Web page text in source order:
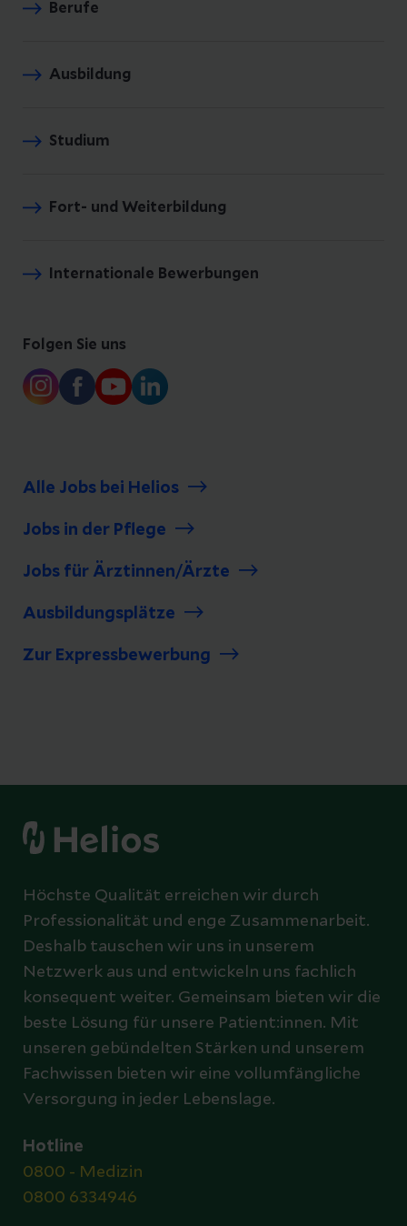
Berufe
Ausbildung
Studium
Fort- und Weiterbildung
Internationale Bewerbungen
Folgen Sie uns
Alle Jobs bei Helios
Jobs in der Pflege
Jobs für Ärztinnen/Ärzte
Ausbildungsplätze
Zur Expressbewerbung
Höchste Qualität erreichen wir durch
Professionalität und enge Zusammenarbeit.
Deshalb tauschen wir uns in unserem
Netzwerk aus und entwickeln uns fachlich
konsequent weiter. Gemeinsam bieten wir die
beste Lösung für unsere Patient:innen. Mit
unseren gebündelten Stärken und unserem
Fachwissen bieten wir eine vollumfängliche
Versorgung in jeder Lebenslage.
Hotline
0800 - Medizin
0800 6334946